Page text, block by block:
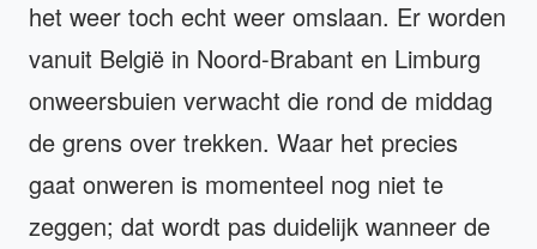
het weer toch echt weer omslaan. Er worden
vanuit België in Noord-Brabant en Limburg
onweersbuien verwacht die rond de middag
de grens over trekken. Waar het precies
gaat onweren is momenteel nog niet te
zeggen; dat wordt pas duidelijk wanneer de